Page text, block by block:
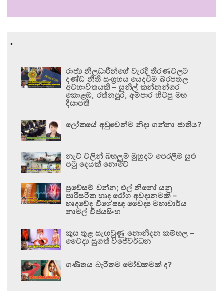
.
රාජ්‍ය නිලධාරීන්ගේ වැරදි තීරණවලට
දණ්ඩ නීති සංග්‍රහය යෙදවීම බරපතල
අවභාවිතයකි – සුනිල් කන්නන්ගර
කොළඹ, රත්නපුර, අම්පාර හිටපු මහ
දිසාපති
ලෝකයේ අඩුවෙන්ම නිදා ගන්නා ජාතිය?
නැව් වලින් බහලුම් මුහුදට පෙරලීම සුළු
පටු දෙයක් නොවේ
ප්‍රවේසම් වන්න; එල් නිනෝ යනු
පාරිසරික හෘද රෝග අවදානමකි –
හෘදවේද විශේෂඥ වෛද්‍ය මහාචාර්ය
නාමල් විජයසිංහ
කුස තුළ සැඟවුණු නොනිදන කම්හල –
වෛද්‍ය සුගත් විජේවර්ධන
ගණිතය බැරිකම මෝඩකමක් ද?